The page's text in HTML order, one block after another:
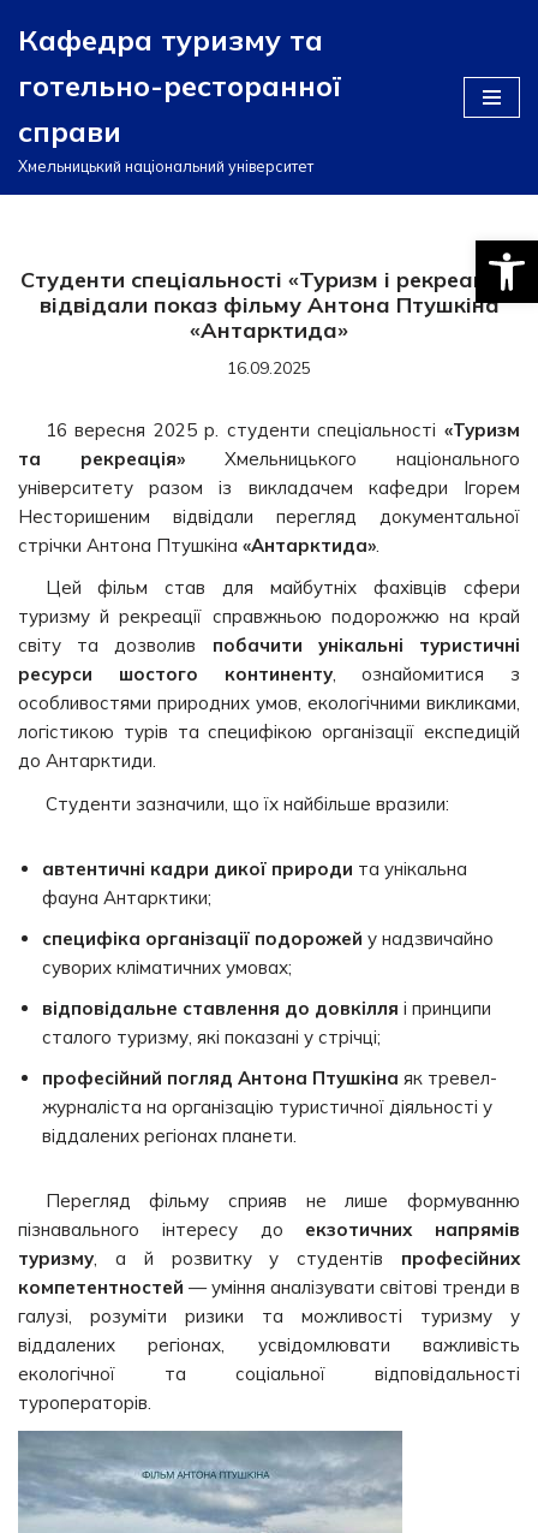
Перейти
до
вмісту
Кафедра туризму та
готельно-ресторанної
справи
Хмельницький національний університет
Студенти спеціальності «Туризм і рекреація»
відвідали показ фільму Антона Птушкіна
«Антарктида»
16.09.2025
16 вересня 2025 р. студенти спеціальності «Туризм
та рекреація» Хмельницького національного
університету разом із викладачем кафедри Ігорем
Несторишеним відвідали перегляд документальної
стрічки Антона Птушкіна «Антарктида».
Цей фільм став для майбутніх фахівців сфери
туризму й рекреації справжньою подорожжю на край
світу та дозволив побачити унікальні туристичні
ресурси шостого континенту, ознайомитися з
особливостями природних умов, екологічними викликами,
логістикою турів та специфікою організації експедицій
до Антарктиди.
Студенти зазначили, що їх найбільше вразили:
автентичні кадри дикої природи та унікальна
фауна Антарктики;
специфіка організації подорожей у надзвичайно
суворих кліматичних умовах;
відповідальне ставлення до довкілля і принципи
сталого туризму, які показані у стрічці;
професійний погляд Антона Птушкіна як тревел-
журналіста на організацію туристичної діяльності у
віддалених регіонах планети.
Перегляд фільму сприяв не лише формуванню
пізнавального інтересу до екзотичних напрямів
туризму , а й розвитку у студентів професійних
компетентностей — уміння аналізувати світові тренди в
галузі, розуміти ризики та можливості туризму у
віддалених регіонах, усвідомлювати важливість
екологічної та соціальної відповідальності
туроператорів.